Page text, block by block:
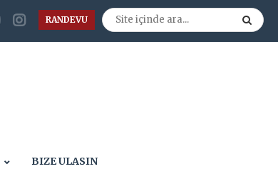
RANDEVU
BIZE ULASIN